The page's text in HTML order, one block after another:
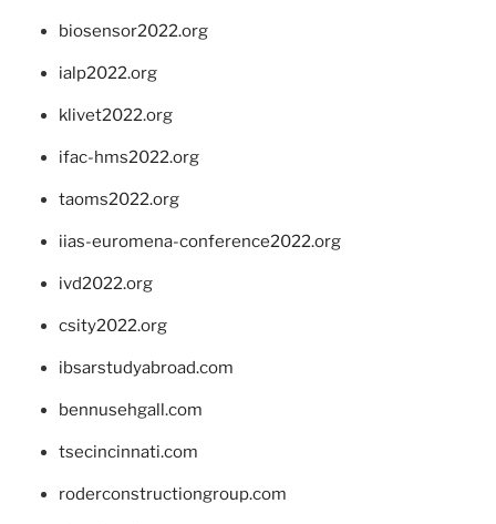
biosensor2022.org
ialp2022.org
klivet2022.org
ifac-hms2022.org
taoms2022.org
iias-euromena-conference2022.org
ivd2022.org
csity2022.org
ibsarstudyabroad.com
bennusehgall.com
tsecincinnati.com
roderconstructiongroup.com